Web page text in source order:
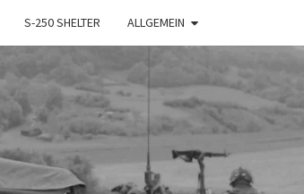
S-250 SHELTER ALLGEMEIN